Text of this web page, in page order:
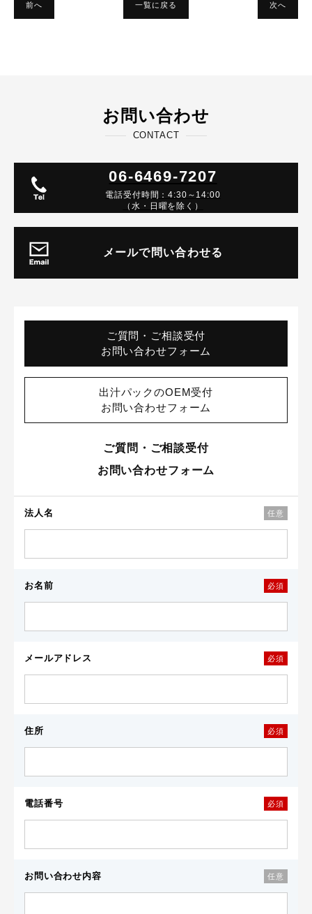
一覧に戻る
前へ 次へ
お問い合わせ
CONTACT
06-6469-7207
電話受付時間：4:30～14:00
（水・日曜を除く）
メールで問い合わせる
ご質問・ご相談受付
お問い合わせフォーム
出汁パックのOEM受付
お問い合わせフォーム
ご質問・ご相談受付
お問い合わせフォーム
法人名 任意
お名前 必須
メールアドレス 必須
住所 必須
電話番号 必須
お問い合わせ内容 任意